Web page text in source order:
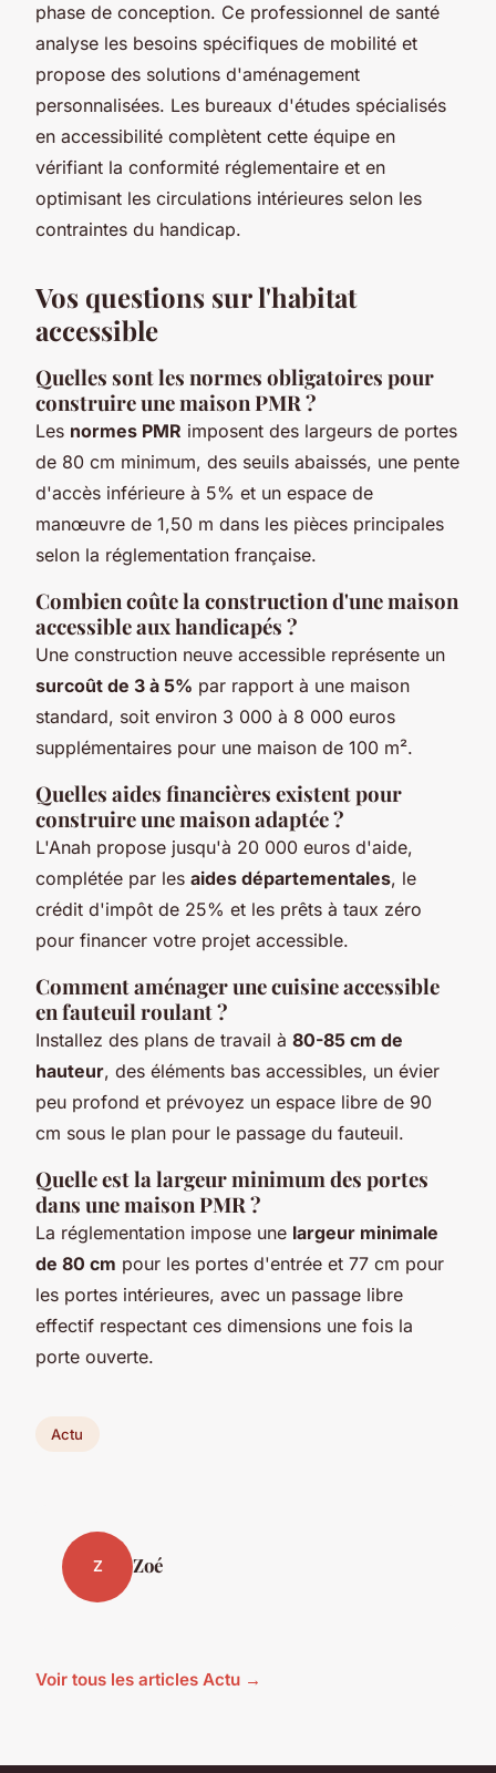
phase de conception. Ce professionnel de santé
analyse les besoins spécifiques de mobilité et
propose des solutions d'aménagement
personnalisées. Les bureaux d'études spécialisés
en accessibilité complètent cette équipe en
vérifiant la conformité réglementaire et en
optimisant les circulations intérieures selon les
contraintes du handicap.
Vos questions sur l'habitat
accessible
Quelles sont les normes obligatoires pour
construire une maison PMR ?
Les normes PMR imposent des largeurs de portes
de 80 cm minimum, des seuils abaissés, une pente
d'accès inférieure à 5% et un espace de
manœuvre de 1,50 m dans les pièces principales
selon la réglementation française.
Combien coûte la construction d'une maison
accessible aux handicapés ?
Une construction neuve accessible représente un
surcoût de 3 à 5% par rapport à une maison
standard, soit environ 3 000 à 8 000 euros
supplémentaires pour une maison de 100 m².
Quelles aides financières existent pour
construire une maison adaptée ?
L'Anah propose jusqu'à 20 000 euros d'aide,
complétée par les aides départementales, le
crédit d'impôt de 25% et les prêts à taux zéro
pour financer votre projet accessible.
Comment aménager une cuisine accessible
en fauteuil roulant ?
Installez des plans de travail à 80-85 cm de
hauteur, des éléments bas accessibles, un évier
peu profond et prévoyez un espace libre de 90
cm sous le plan pour le passage du fauteuil.
Quelle est la largeur minimum des portes
dans une maison PMR ?
La réglementation impose une largeur minimale
de 80 cm pour les portes d'entrée et 77 cm pour
les portes intérieures, avec un passage libre
effectif respectant ces dimensions une fois la
porte ouverte.
Actu
Z Zoé
Voir tous les articles Actu →